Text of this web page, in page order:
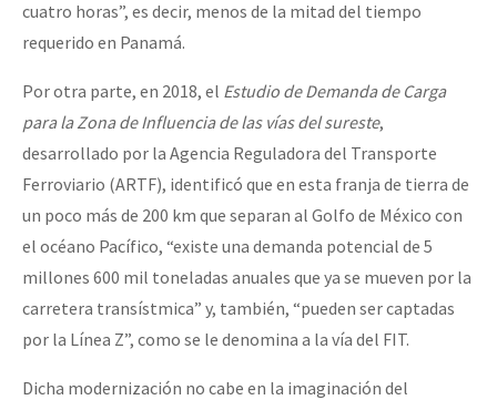
cuatro horas”, es decir, menos de la mitad del tiempo
requerido en Panamá.
Por otra parte, en 2018, el Estudio de Demanda de Carga
para la Zona de Influencia de las vías del sureste,
desarrollado por la Agencia Reguladora del Transporte
Ferroviario (ARTF), identificó que en esta franja de tierra de
un poco más de 200 km que separan al Golfo de México con
el océano Pacífico, “existe una demanda potencial de 5
millones 600 mil toneladas anuales que ya se mueven por la
carretera transístmica” y, también, “pueden ser captadas
por la Línea Z”, como se le denomina a la vía del FIT.
Dicha modernización no cabe en la imaginación del